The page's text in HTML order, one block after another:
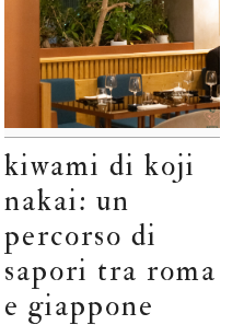
kiwami di koji
nakai: un
percorso di
sapori tra roma
e giappone